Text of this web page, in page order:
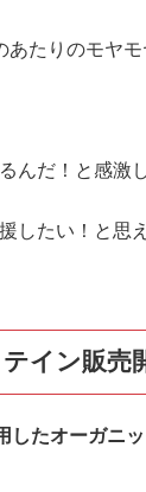
たりのモヤモ
んだ！と感激
したい！と思
イン販売
したオーガニ